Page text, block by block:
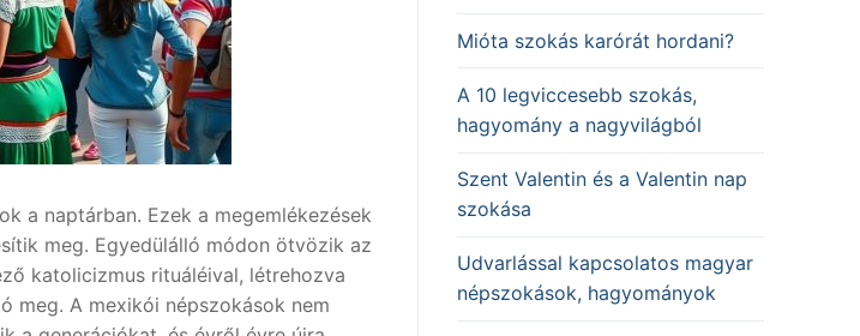
a naptárban. Ezek a megemlékezések
meg. Egyedülálló módon ötvözik az
katolicizmus rituáléival, létrehozva
meg. A mexikói népszokások nem
Mióta szokás karórát hordani?
A 10 legviccesebb szokás,
hagyomány a nagyvilágból
Szent Valentin és a Valentin nap
szokása
Udvarlással kapcsolatos magyar
népszokások, hagyományok